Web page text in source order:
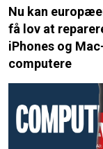
Nu kan
få lov at
iPhones og
computere